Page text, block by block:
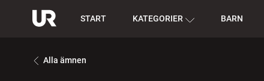
START KATEGORIER BARN
Alla ämnen